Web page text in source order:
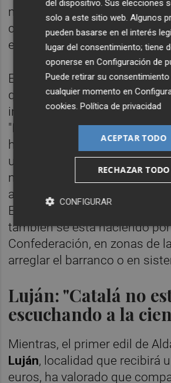
mucho en poco tiempo se
concretado el alcalde, que
el alcantarillado está
En cualquier caso, ha pedido
que la dana del pasado año
inundación porque se
"Igual que cómo estuviera el
hubiera hecho todo igual. En
una inundación media de dos
medio en toda la población,
absorbe el alcantarillado ni lo
Eso requiere un otro tipo de
también se está haciendo
Confederación, en zonas de
arreglar el barranco o en
Luján: "Catalá no
escuchando a la
Mientras, el primer edil de
Luján, localidad que recibirá
euros, ha valorado que
del dispositivo. Sus elecciones
solo a este sitio web. Algunos
pueden basarse en el interés
lugar del consentimiento; tiene
oponerse enConfiguración de
Puede retirar su consentimiento
cualquier momento en
cookies.Política de privacidad
ACEPTAR TODO
RECHAZAR TODO
CONFIGURAR